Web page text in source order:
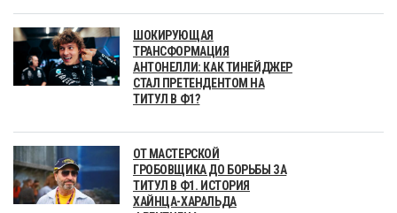
ШОКИРУЮЩАЯ
ТРАНСФОРМАЦИЯ
АНТОНЕЛЛИ: КАК ТИНЕЙДЖЕР
СТАЛ ПРЕТЕНДЕНТОМ НА
ТИТУЛ В Ф1?
ОТ МАСТЕРСКОЙ
ГРОБОВЩИКА ДО БОРЬБЫ ЗА
ТИТУЛ В Ф1. ИСТОРИЯ
ХАЙНЦА-ХАРАЛЬДА